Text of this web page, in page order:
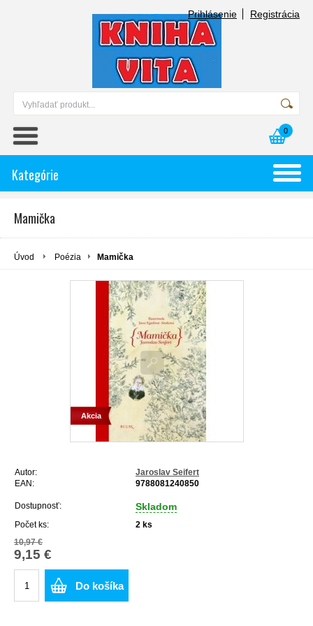
Prihlásenie Registrácia
0
Kategórie
Mamička
Úvod Poézia Mamička
Akcia
Autor:
Jaroslav Seifert
EAN:
9788081240850
Dostupnosť: Skladom
Počet ks: 2 ks
10,97 €
9,15 €
Do košíka